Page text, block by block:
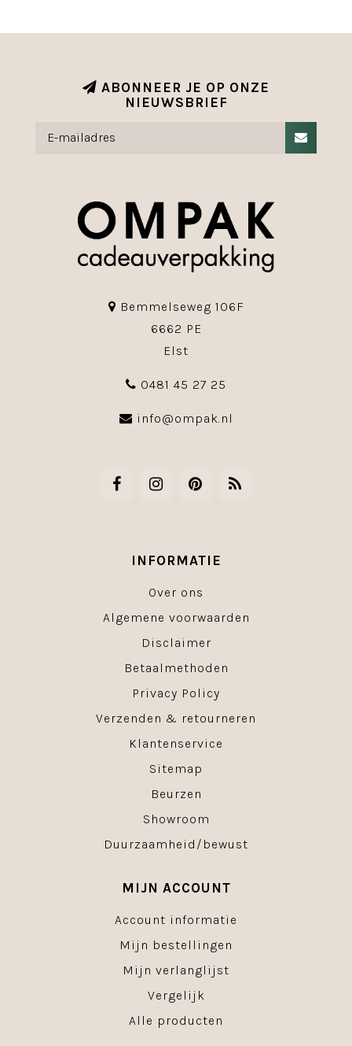
ABONNEER JE OP ONZE
NIEUWSBRIEF
Bemmelseweg 106F
6662 PE
Elst
0481 45 27 25
info@ompak.nl
INFORMATIE
Over ons
Algemene voorwaarden
Disclaimer
Betaalmethoden
Privacy Policy
Verzenden & retourneren
Klantenservice
Sitemap
Beurzen
Showroom
Duurzaamheid/bewust
MIJN ACCOUNT
Account informatie
Mijn bestellingen
Mijn verlanglijst
Vergelijk
Alle producten